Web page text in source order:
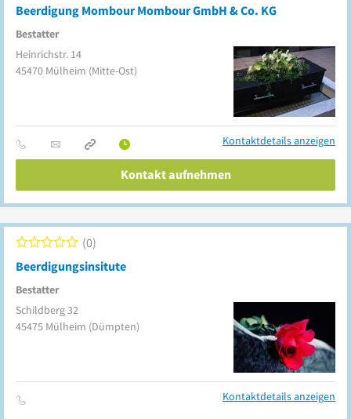
Beerdigung Mombour Mombour GmbH & Co. KG
Bestatter
Heinrichstr. 14
45470 Mülheim (Mitte-Ost)
Kontaktdetails anzeigen
Kontakt aufnehmen
Beerdigungsinsitute
Bestatter
0
Schildberg 32
45475 Mülheim (Dümpten)
Kontaktdetails anzeigen